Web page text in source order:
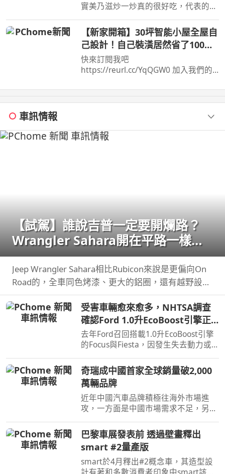
實美乃滋炒一炒真的很好吃，代表的料
【新家開箱】30坪智能小屋全屋自
己設計！自己裝潢居然省了100
萬！
快來訂閱我吧
https://reurl.cc/YqQGW0 加入我們的
這兒https://reurl.cc/5d9p5q 我 ...
車訊情報
【試駕】誰說吉普一定要開爛路？
Wrangler Sahara開在平路一樣
順！
Jeep Wrangler Sahara相比Rubicon來說是更偏向On
Road的，全車同色烤漆、更大的鋁圈，還有越野設
定，但這不表示Sahara的越野能力就比較弱，絕大多
數的越野路面Sahara還是可以輕鬆通過，但就跟標題
講的一樣…
受害車輛愈來愈多，NHTSA調查
確認Ford 1.0升EcoBoost引擎正
時皮帶會產生碎屑導致引擎鎖死
去年Ford召回搭載1.0升EcoBoost引擎
的Focus與Fiesta，因發生失去動力或
引擎鎖死情況，對此NHTSA也進入調
查，之後甚至還擴大範圍和技術工程分
析，如今則確認原因了。
奇瑞成中國首家全球銷量破2,000
萬輛品牌
近年中國汽車品牌積極往海外市場進
攻，一方面是中國市場需求不足，另一
全球累積銷量突破2,000萬輛，也是第
一家達此成績的中國汽車品牌。
巴黎車展發表前 透過壁畫釋出
smart #2量產版
smart於4月釋出#2概念車，其造型設